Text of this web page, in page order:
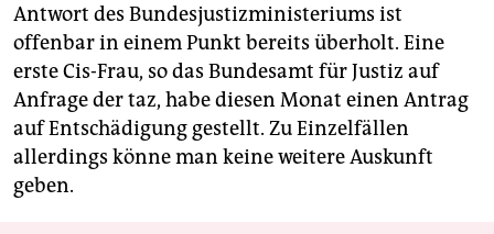
Antwort des Bundesjustizministeriums ist
offenbar in einem Punkt bereits überholt. Eine
erste Cis-Frau, so das Bundesamt für Justiz auf
Anfrage der taz, habe diesen Monat einen Antrag
auf Entschädigung gestellt. Zu Einzelfällen
allerdings könne man keine weitere Auskunft
geben.